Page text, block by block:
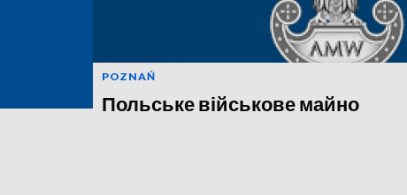
POZNAŃ
Польське військове майно